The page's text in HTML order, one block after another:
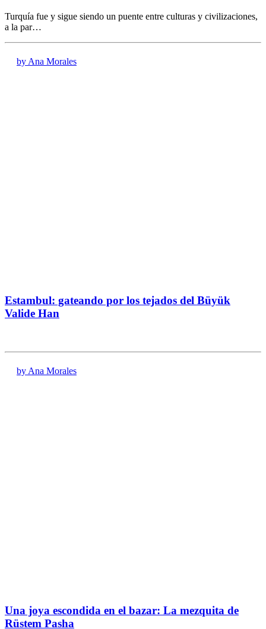
Turquía fue y sigue siendo un puente entre culturas y civilizaciones,
a la par…
by Ana Morales
Estambul: gateando por los tejados del Büyük
Valide Han
by Ana Morales
Una joya escondida en el bazar: La mezquita de
Rüstem Pasha